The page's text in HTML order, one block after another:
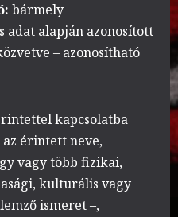
bármely
adat alapján azonosított
– azonosítható
kapcsolatba
érintett neve,
vagy több fizikai,
kulturális vagy
ismeret –,